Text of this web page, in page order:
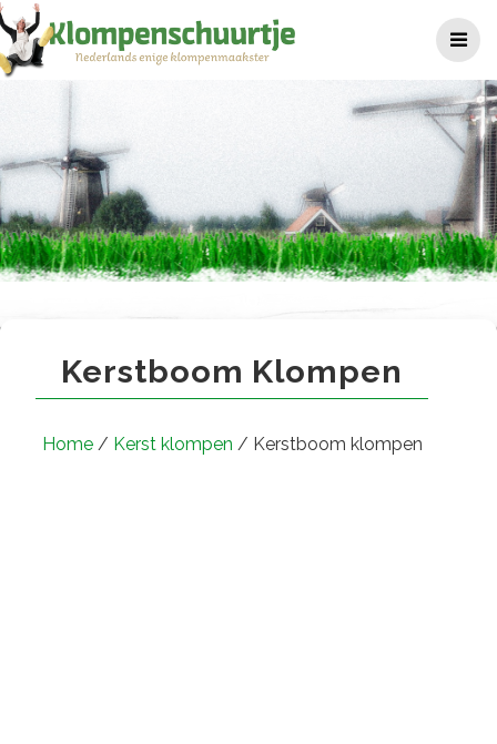
naar
de
Kerstboom klompen
Kerstboom Klompen
Home/ Kerst klompen / Kerstboom klompen